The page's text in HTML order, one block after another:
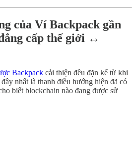
của Ví Backpack gần
cấp thế giới ↔️
Backpack cải thiện đều đặn kể từ khi
nhất là thanh điều hướng hiện đã có
biết blockchain nào đang được sử